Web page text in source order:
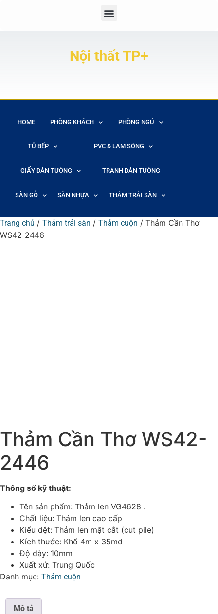
Nội thất TP+
HOME PHÒNG KHÁCH PHÒNG NGỦ
TỦ BẾP PVC & LAM SÓNG
GIẤY DÁN TƯỜNG TRANH DÁN TƯỜNG
SÀN GỖ SÀN NHỰA THẢM TRẢI SÀN
Trang chủ / Thảm trải sàn / Thảm cuộn / Thảm Cần Thơ
WS42-2446
Thảm Cần Thơ WS42-
2446
Thông số kỹ thuật:
Tên sản phẩm: Thảm len VG4628 .
Chất liệu: Thảm len cao cấp
Kiểu dệt: Thảm len mặt cắt (cut pile)
Kích thước: Khổ 4m x 35md
Độ dày: 10mm
Xuất xứ: Trung Quốc
Danh mục: Thảm cuộn
Mô tả